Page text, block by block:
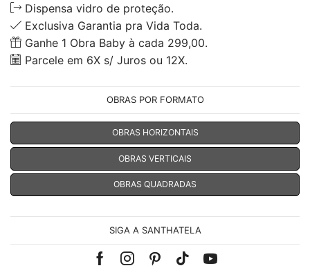
Dispensa vidro de proteção.
Exclusiva Garantia pra Vida Toda.
Ganhe 1 Obra Baby à cada 299,00.
Parcele em 6X s/ Juros ou 12X.
OBRAS POR FORMATO
OBRAS HORIZONTAIS
OBRAS VERTICAIS
OBRAS QUADRADAS
SIGA A SANTHATELA
FacebookInstagramPinterest
Tik-Youtube